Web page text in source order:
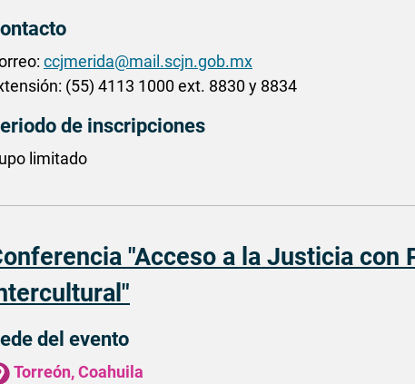
ccjmerida@mail.scjn.gob.mx
(55) 4113 1000 ext. 8830 y 8834
de inscripciones
limitado
"Acceso a la Justicia con
del evento
Torreón, Coahuila